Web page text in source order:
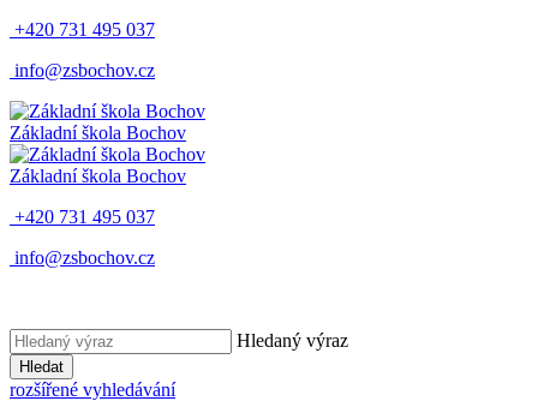
+420 731 495 037
info@zsbochov.cz
Základní škola Bochov
Základní škola Bochov
+420 731 495 037
info@zsbochov.cz
Hledaný výraz
Hledat
rozšířené vyhledávání